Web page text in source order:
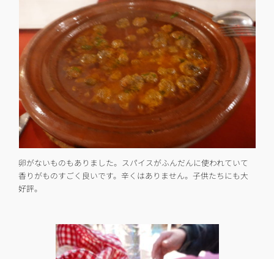
卵がないものもありました。スパイスがふんだんに使われていて
香りがものすごく良いです。辛くはありません。子供たちにも大
好評。